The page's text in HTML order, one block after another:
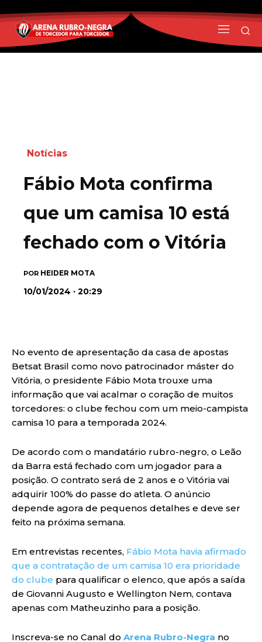
Notícias
Fábio Mota confirma
que um camisa 10 está
fechado com o Vitória
POR HEIDER MOTA
10/01/2024 · 20:29
No evento de apresentação da casa de apostas
Betsat Brasil como novo patrocinador máster do
Vitória, o presidente Fábio Mota trouxe uma
informação que vai acalmar o coração de muitos
torcedores: o clube fechou com um meio-campista
camisa 10 para a temporada 2024.
De acordo com o mandatário rubro-negro, o Leão
da Barra está fechado com um jogador para a
posição. O contrato será de 2 anos e o Vitória vai
adquirir 100% do passe do atleta. O anúncio
depende agora de pequenos detalhes e deve ser
feito na próxima semana.
Em entrevistas recentes, Fábio Mota havia afirmado
que a contratação de um camisa 10 era prioridade
do clube para qualificar o elenco, que após a saída
de Giovanni Augusto e Wellington Nem, contava
apenas com Matheuzinho para a posição.
Inscreva-se no Canal do Arena Rubro-Negra no